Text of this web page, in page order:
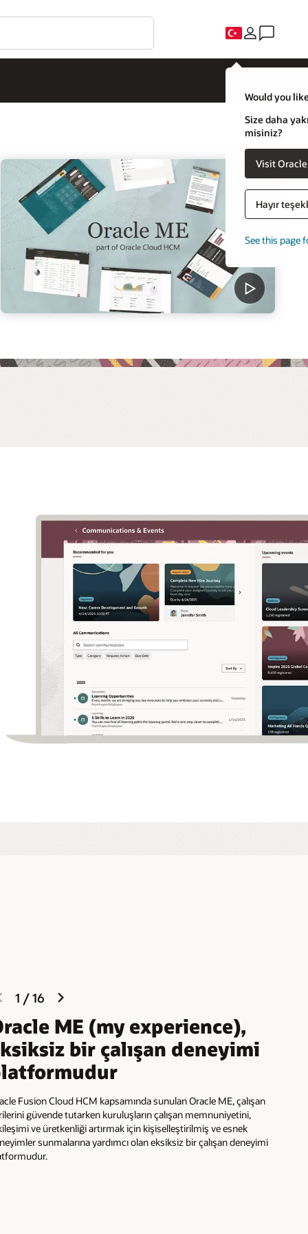
Would you
Size daha
misiniz?
Visit
Hayır
See this page
previous
slide
1 /16
ME (my experience),
bir çalışan deneyimi
Fusion Cloud HCM kapsamında sunulan Oracle ME, çalışan
güvende tutarken kuruluşların çalışan memnuniyetini,
ve üretkenliği artırmak için kişiselleştirilmiş ve esnek
sunmalarına yardımcı olan eksiksiz bir çalışan deneyimi